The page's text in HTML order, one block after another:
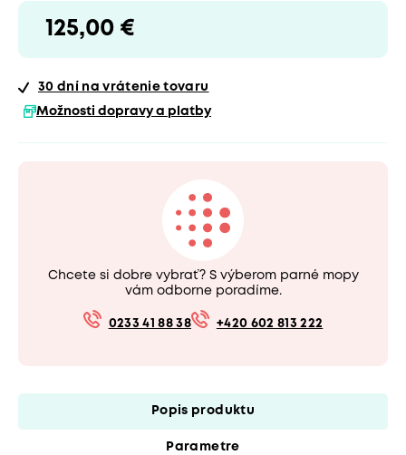
125,00 €
30 dní na vrátenie tovaru
Možnosti dopravy a platby
Chcete si dobre vybrať? S výberom parné mopy
vám odborne poradíme.
0233 41 88 38 +420 602 813 222
Popis produktu
Parametre